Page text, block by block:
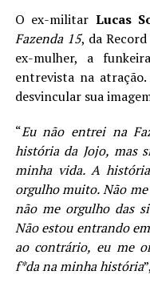
O ex-militar Lucas
Fazenda 15, da
ex-mulher, a funkeira
entrevista na
desvincular sua
“Eu não entrei na
história da Jojo, mas
minha vida. A
orgulho muito. Não
não me orgulho das
Não estou entrando
ao contrário, eu me
f*da na minha história